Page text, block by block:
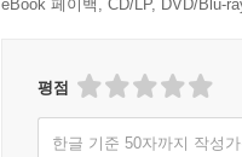
eBook 페이백, CD/LP, DVD/Blu-
평점
한글 기준 50자까지 작성